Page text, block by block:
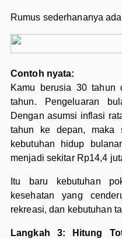
Rumus sederhananya
Contoh nyata:
Kamu berusia 30
tahun. Pengeluaran
Dengan asumsi inflasi
tahun ke depan, maka
kebutuhan hidup
menjadi sekitar Rp14,4
Itu baru kebutuhan
kesehatan yang
rekreasi, dan kebutuhan
Langkah 3: Hitung